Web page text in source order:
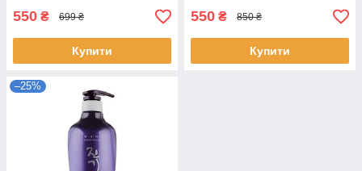
550 ₴ 699 ₴
Купити
550 ₴ 850 ₴
Купити
–25%